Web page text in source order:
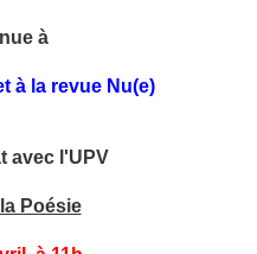
à
à la revue Nu(e)
avec l'UPV
Poésie